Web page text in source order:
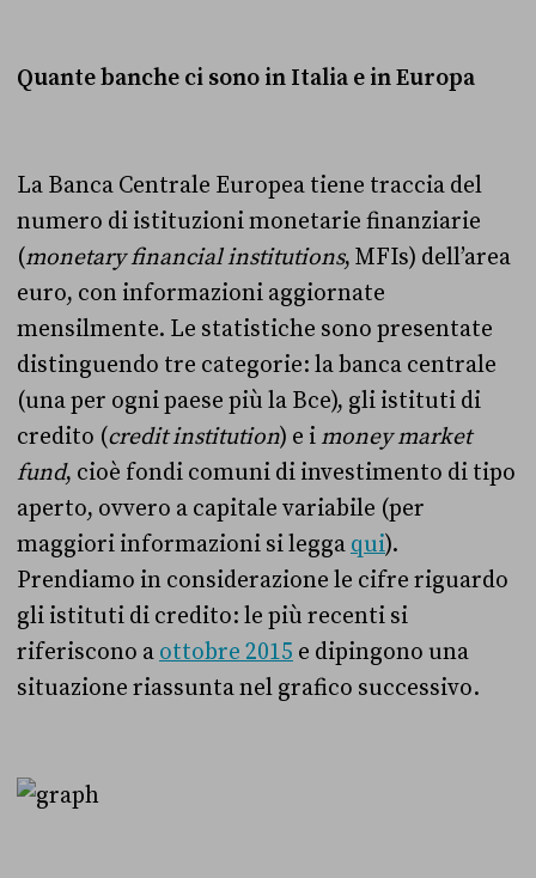
Quante banche ci sono in Italia e in Europa
La Banca Centrale Europea tiene traccia del
numero di istituzioni monetarie finanziarie
(monetary financial institutions, MFIs) dell’area
euro, con informazioni aggiornate
mensilmente. Le statistiche sono presentate
distinguendo tre categorie: la banca centrale
(una per ogni paese più la Bce), gli istituti di
credito (credit institution) e i money market
fund, cioè fondi comuni di investimento di tipo
aperto, ovvero a capitale variabile (per
maggiori informazioni si legga qui).
Prendiamo in considerazione le cifre riguardo
gli istituti di credito: le più recenti si
riferiscono a ottobre 2015 e dipingono una
situazione riassunta nel grafico successivo.